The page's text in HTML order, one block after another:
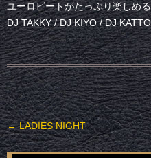
ユーロビートがたっぷり楽しめ
DJ TAKKY / DJ KIYO / DJ
投稿ナビゲーション
←LADIES NIGHT